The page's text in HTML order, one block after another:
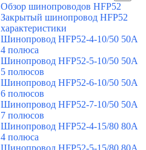
Обзор шинопроводов HFP52
Закрытый шинопровод HFP52
характеристики
Шинопровод HFP52-4-10/50 50A
4 полюса
Шинопровод HFP52-5-10/50 50А
5 полюсов
Шинопровод HFP52-6-10/50 50А
6 полюсов
Шинопровод HFP52-7-10/50 50А
7 полюсов
Шинопровод HFP52-4-15/80 80A
4 полюса
Шинопровод HFP52-5-15/80 80А